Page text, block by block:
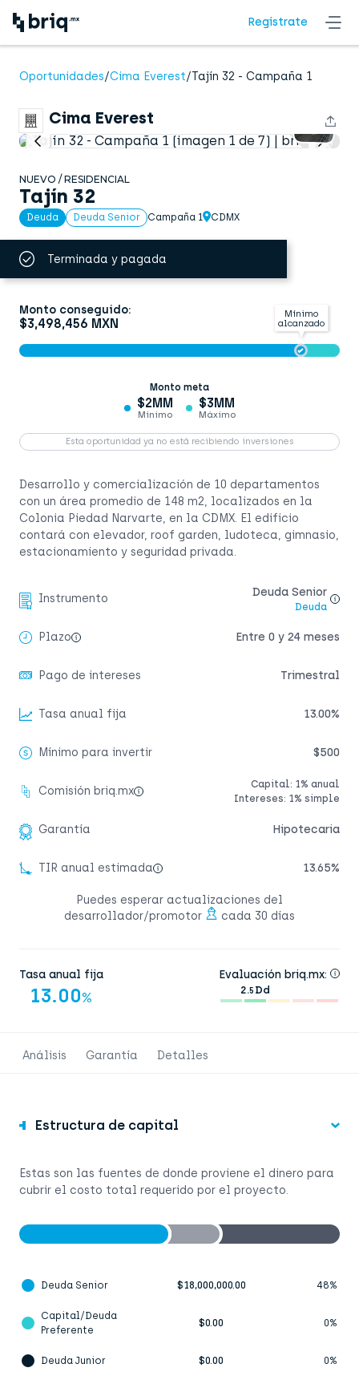
presenta
Regístrate
Oportunidades/Cima Everest/Tajín 32 - Campaña 1
Cima Everest
NUEVO / RESIDENCIAL
Tajín 32
Deuda Deuda Senior Campaña 1 CDMX
Terminada y pagada
Monto conseguido:
$3,498,456 MXN
Mínimo
alcanzado
Monto meta
$2MM
Mínimo
$3MM
Máximo
Esta oportunidad ya no está recibiendo inversiones
Desarrollo y comercialización de 10 departamentos
con un área promedio de 148 m2, localizados en la
Colonia Piedad Narvarte, en la CDMX. El edificio
contará con elevador, roof garden, ludoteca, gimnasio,
estacionamiento y seguridad privada.
Instrumento Deuda Senior
Deuda
Plazo Entre 0 y 24 meses
Pago de intereses Trimestral
Tasa anual fija 13.00%
Mínimo para invertir $500
Comisión briq.mx
Capital: 1% anual
Intereses: 1% simple
Garantía Hipotecaria
TIR anual estimada 13.65%
Puedes esperar actualizaciones del
desarrollador/promotor
cada 30 días
Tasa anual fija
13.00%
Evaluación briq.mx:
2.5 Dd
Análisis Garantía Detalles
Estructura de capital
Estas son las fuentes de donde proviene el dinero para
cubrir el costo total requerido por el proyecto.
Deuda Senior $18,000,000.00 48%
Capital/Deuda
Preferente
$0.00 0%
Deuda Junior $0.00 0%